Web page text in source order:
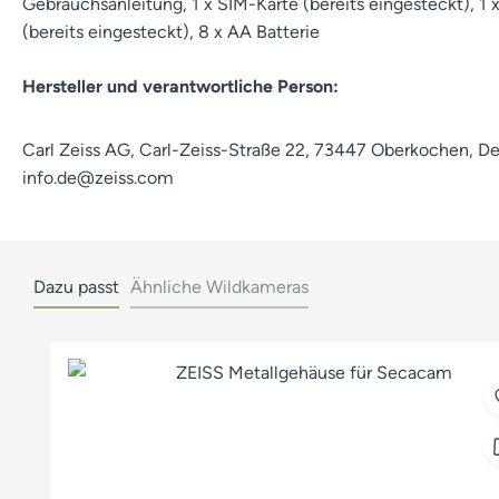
(bereits eingesteckt), 8 x AA Batterie
Hersteller und verantwortliche Person:
Carl Zeiss AG, Carl-Zeiss-Straße 22, 73447 Oberkochen,
info.de@zeiss.com
Dazu passt Ähnliche Wildkameras
Produktgalerie überspringen